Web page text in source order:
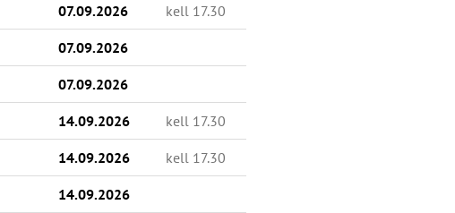
07.09.2026 kell 17.30
07.09.2026
07.09.2026
14.09.2026 kell 17.30
14.09.2026 kell 17.30
14.09.2026